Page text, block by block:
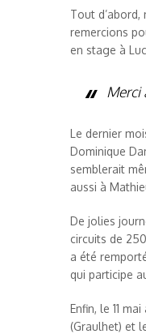
Tout
remercions
en stage à
Merci
Le dernier
Dominique
semblerait
aussi à
De jolies
circuits de
a été
qui participe
Enfin, le 11
(Graulhet) et